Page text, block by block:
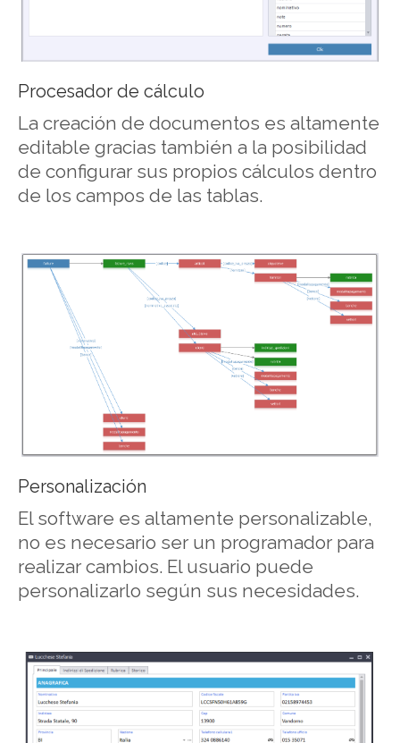
Procesador de cálculo
La creación de documentos es altamente
editable gracias también a la posibilidad
de configurar sus propios cálculos dentro
de los campos de las tablas.
Personalización
El software es altamente personalizable,
no es necesario ser un programador para
realizar cambios. El usuario puede
personalizarlo según sus necesidades.